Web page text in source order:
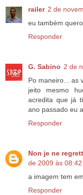
railer 2 de
eu também quero
Responder
G. Sabino 2 de
Po maneiro... as
jeito mesmo
acredita que já
ano passado eu
Responder
Non je ne
de 2009 às 08:42
a imagem tem
Responder